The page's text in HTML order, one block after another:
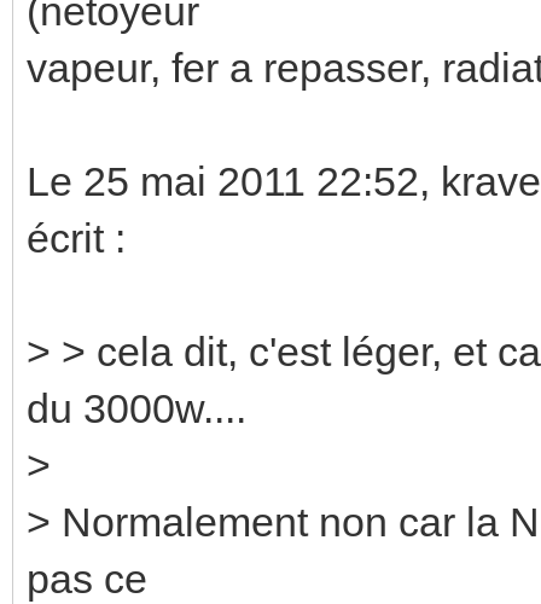
(netoyeur
vapeur, fer a repasser,
Le 25 mai 2011 22:52,
écrit :
> > cela dit, c'est léger, et
du 3000w....
>
> Normalement non car la
pas ce